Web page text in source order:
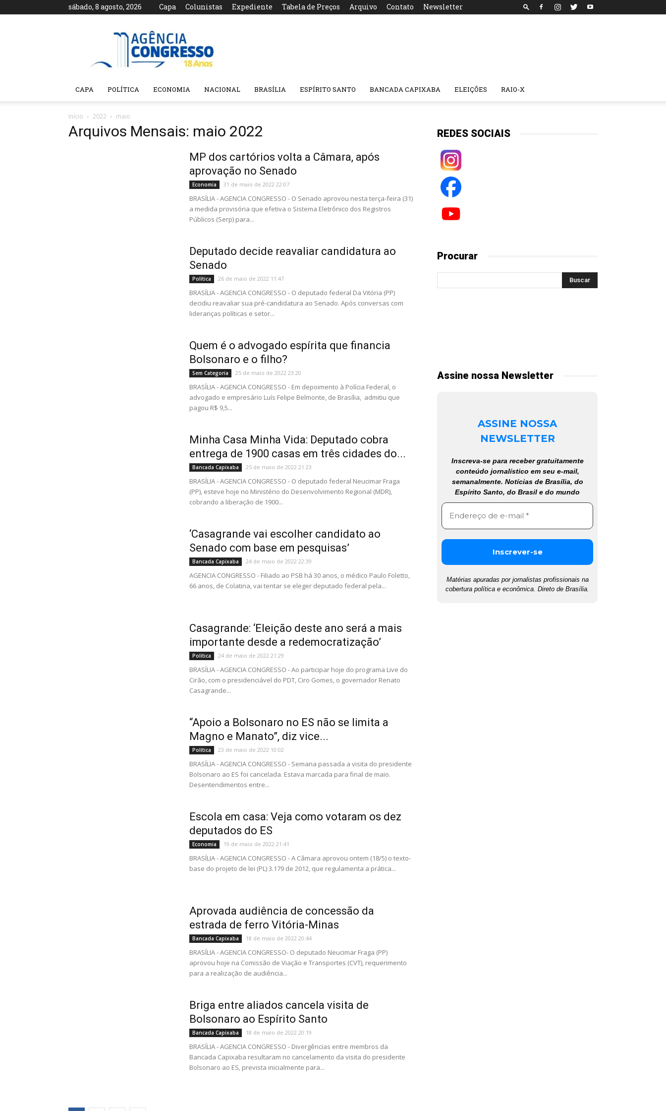
sábado, 8 agosto, 2026 Capa Colunistas Expediente Tabela de Preços Arquivo Contato Newsletter
Agência
CAPA POLÍTICA ECONOMIA NACIONAL BRASÍLIA ESPÍRITO SANTO BANCADA CAPIXABA ELEIÇÕES RAIO-X
Início 2022 maio
Arquivos Mensais: maio 2022
MP dos cartórios volta a Câmara, após
aprovação no Senado
Economia 31 de maio de 2022 22:07
BRASÍLIA - AGENCIA CONGRESSO - O Senado aprovou nesta terça-feira (31)
a medida provisória que efetiva o Sistema Eletrônico dos Registros
Públicos (Serp) para...
Deputado decide reavaliar candidatura ao
Senado
Política 26 de maio de 2022 11:47
BRASÍLIA - AGENCIA CONGRESSO - O deputado federal Da Vitória (PP)
decidiu reavaliar sua pré-candidatura ao Senado. Após conversas com
lideranças políticas e setor...
Quem é o advogado espírita que financia
Bolsonaro e o filho?
Sem Categoria 25 de maio de 2022 23:20
BRASÍLIA - AGENCIA CONGRESSO - Em depoimento à Polícia Federal, o
advogado e empresário Luís Felipe Belmonte, de Brasília, admitiu que
pagou R$ 9,5...
Minha Casa Minha Vida: Deputado cobra
entrega de 1900 casas em três cidades do...
Bancada Capixaba 25 de maio de 2022 21:23
BRASÍLIA - AGENCIA CONGRESSO - O deputado federal Neucimar Fraga
(PP), esteve hoje no Ministério do Desenvolvimento Regional (MDR),
cobrando a liberação de 1900...
‘Casagrande vai escolher candidato ao
Senado com base em pesquisas’
Bancada Capixaba 24 de maio de 2022 22:39
AGENCIA CONGRESSO - Filiado ao PSB há 30 anos, o médico Paulo Foletto,
66 anos, de Colatina, vai tentar se eleger deputado federal pela...
Casagrande: ‘Eleição deste ano será a mais
importante desde a redemocratização’
Política 24 de maio de 2022 21:29
BRASÍLIA - AGENCIA CONGRESSO - Ao participar hoje do programa Live do
Cirão, com o presidenciável do PDT, Ciro Gomes, o governador Renato
Casagrande...
“Apoio a Bolsonaro no ES não se limita a
Magno e Manato”, diz vice...
Política 23 de maio de 2022 10:02
BRASÍLIA - AGENCIA CONGRESSO - Semana passada a visita do presidente
Bolsonaro ao ES foi cancelada. Estava marcada para final de maio.
Desentendimentos entre...
Escola em casa: Veja como votaram os dez
deputados do ES
Economia 19 de maio de 2022 21:41
BRASÍLIA - AGENCIA CONGRESSO - A Câmara aprovou ontem (18/5) o texto-
base do projeto de lei (PL) 3.179 de 2012, que regulamenta a prática...
Aprovada audiência de concessão da
estrada de ferro Vitória-Minas
Bancada Capixaba 18 de maio de 2022 20:44
BRASÍLIA - AGENCIA CONGRESSO- O deputado Neucimar Fraga (PP)
aprovou hoje na Comissão de Viação e Transportes (CVT), requerimento
para a realização de audiência...
Briga entre aliados cancela visita de
Bolsonaro ao Espírito Santo
Bancada Capixaba 18 de maio de 2022 20:19
BRASÍLIA - AGENCIA CONGRESSO - Divergências entre membros da
Bancada Capixaba resultaram no cancelamento da visita do presidente
Bolsonaro ao ES, prevista inicialmente para...
REDES SOCIAIS
Procurar
Assine nossa Newsletter
ASSINE NOSSA
NEWSLETTER
Inscreva-se para receber gratuitamente
conteúdo jornalístico em seu e-mail,
semanalmente. Notícias de Brasília, do
Espírito Santo, do Brasil e do mundo
Matérias apuradas por jornalistas profissionais na
cobertura política e econômica. Direto de Brasília.